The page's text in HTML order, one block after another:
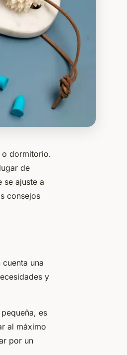
o dormitorio.
de
se ajuste a
consejos
una
y
es
al máximo
por un